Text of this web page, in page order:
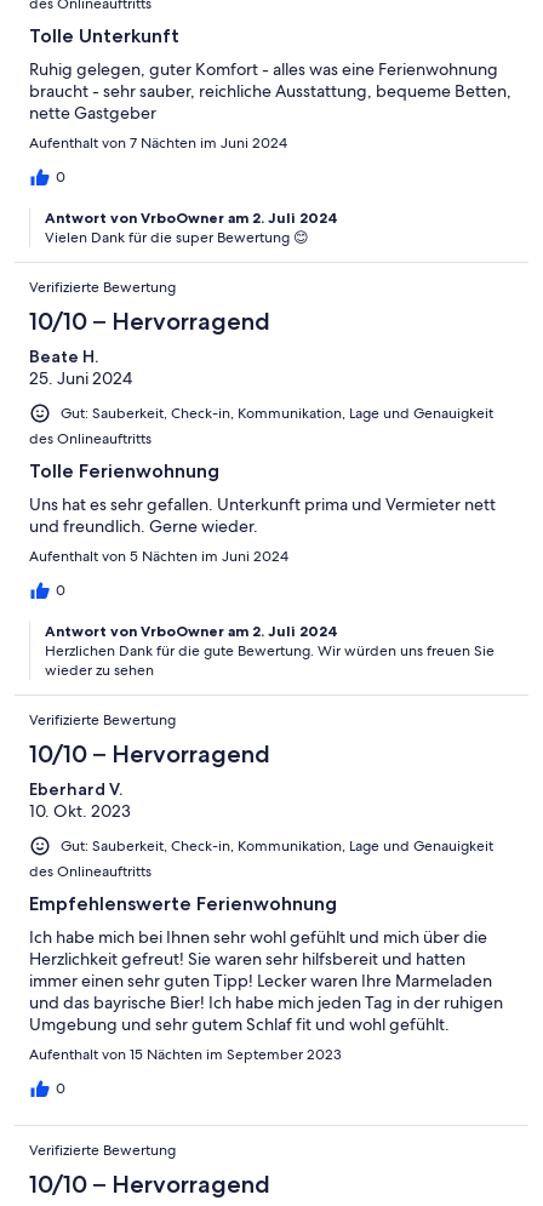
Tolle Unterkunft
Ruhig gelegen, guter Komfort - alles was eine Ferienwohnung
braucht - sehr sauber, reichliche Ausstattung, bequeme Betten,
nette Gastgeber
Aufenthalt von 7 Nächten im Juni 2024
0
Antwort von VrboOwner am 2. Juli 2024
Vielen Dank für die super Bewertung 😊
Verifizierte Bewertung
10/10 – Hervorragend
Beate H.
25. Juni 2024
Gut: Sauberkeit, Check-in, Kommunikation, Lage und Genauigkeit
des Onlineauftritts
Tolle Ferienwohnung
Uns hat es sehr gefallen. Unterkunft prima und Vermieter nett
und freundlich. Gerne wieder.
Aufenthalt von 5 Nächten im Juni 2024
0
Antwort von VrboOwner am 2. Juli 2024
Herzlichen Dank für die gute Bewertung. Wir würden uns freuen Sie
wieder zu sehen
Verifizierte Bewertung
10/10 – Hervorragend
Eberhard V.
10. Okt. 2023
Gut: Sauberkeit, Check-in, Kommunikation, Lage und Genauigkeit
des Onlineauftritts
Empfehlenswerte Ferienwohnung
Ich habe mich bei Ihnen sehr wohl gefühlt und mich über die
Herzlichkeit gefreut! Sie waren sehr hilfsbereit und hatten
immer einen sehr guten Tipp! Lecker waren Ihre Marmeladen
und das bayrische Bier! Ich habe mich jeden Tag in der ruhigen
Umgebung und sehr gutem Schlaf fit und wohl gefühlt.
Herzlichen Dank und vielleicht sehen wir uns mal wieder in
Aufenthalt von 15 Nächten im September 2023
0
Verifizierte Bewertung
10/10 – Hervorragend